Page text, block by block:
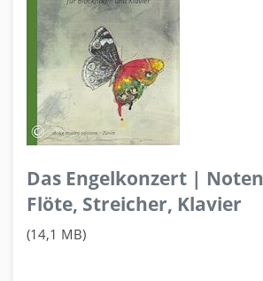
Das Engelkonzert |
Flöte, Streicher, Klavier
(14,1 MB)